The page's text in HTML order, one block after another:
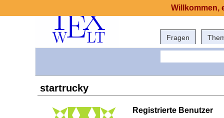
Fragen
startrucky
Registrierte Benutzer
Willkommen,